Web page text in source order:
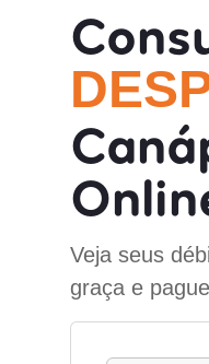
Veja seus
graça e